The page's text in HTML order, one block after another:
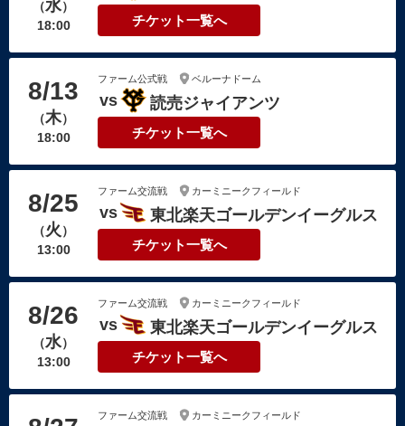
（水）
18:00
チケット一覧へ
8/13
（木）
18:00
ファーム公式戦 ベルーナドーム
読売ジャイアンツ
チケット一覧へ
8/25
（火 ）
13:00
ファーム交流戦 カーミニークフィールド
東北楽天ゴールデンイーグルス
チケット一覧へ
8/26
（水）
13:00
ファーム交流戦 カーミニークフィールド
東北楽天ゴールデンイーグルス
チケット一覧へ
ファーム交流戦 カーミニークフィールド